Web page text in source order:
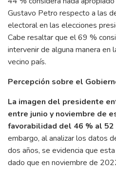
Gustavo Petro respecto a las
electoral en las elecciones
Cabe resaltar que el 69 %
intervenir de alguna manera en
vecino país.
Percepción sobre el
La imagen del presidente
entre junio y noviembre de
favorabilidad del 46 % al 52
embargo, al analizar los datos
dos años, se evidencia que
dado que en noviembre de